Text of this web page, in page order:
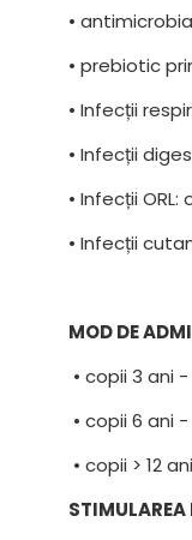
•
• prebiotic
• Infecții
• Infecții
• Infecții
• Infecții
MOD DE
• copii 3 ani
• copii 6 ani -
• copii > 12